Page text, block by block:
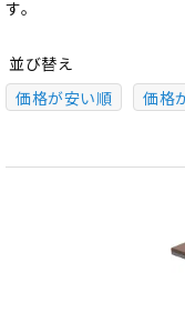
す。
並び替え
価格が安い順
価格